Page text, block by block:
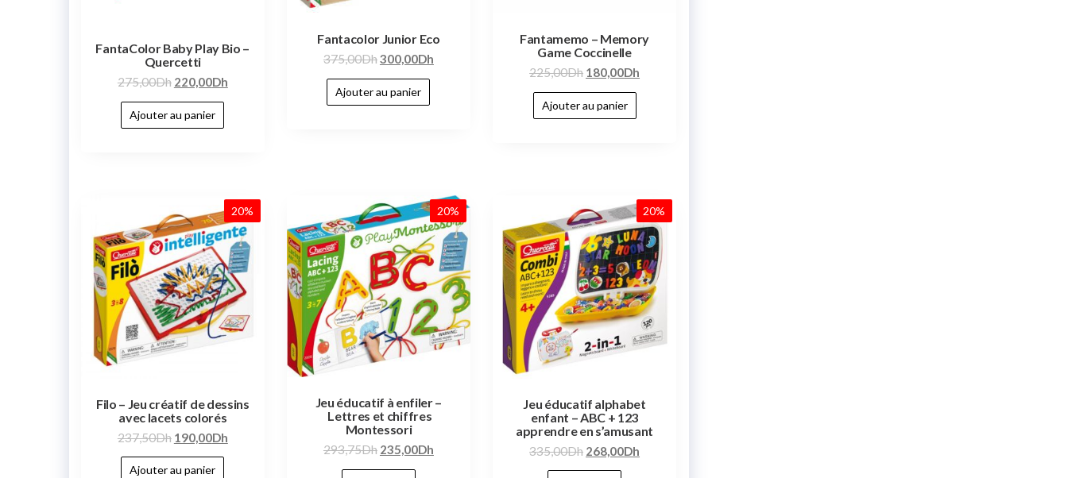
FantaColor Baby Play Bio –
Quercetti
275,00Dh 220,00Dh
Ajouter au panier
Fantacolor Junior Eco
375,00Dh300,00Dh
Ajouter au panier
Fantamemo – Memory
Game Coccinelle
225,00Dh 180,00Dh
Ajouter au panier
20%
Filo – Jeu créatif de dessins
avec lacets colorés
237,50Dh 190,00Dh
Ajouter au panier
20%
Jeu éducatif à enfiler –
Lettres et chiffres
Montessori
293,75Dh 235,00Dh
20%
Jeu éducatif alphabet
enfant – ABC + 123
apprendre en s’amusant
335,00Dh 268,00Dh